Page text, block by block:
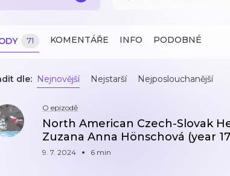
71 KOMENTÁŘE INFO PODOBNÉ
dle: Nejnovější Nejstarší Nejposlouchanější
O epizodě
North American Czech-Slovak
Zuzana Anna Hönschová (year
9. 7. 2024 6 min